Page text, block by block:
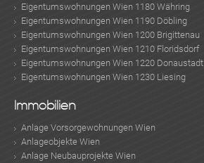
Eigentumswohnungen Wien 1180 Währing
Eigentumswohnungen Wien 1190 Döbling
Eigentumswohnungen Wien 1200 Brigittenau
Eigentumswohnungen Wien 1210 Floridsdorf
Eigentumswohnungen Wien 1220 Donaustadt
Eigentumswohnungen Wien 1230 Liesing
Immobilien
Anlage Vorsorgewohnungen Wien
Anlageobjekte Wien
Anlage Neubauprojekte Wien